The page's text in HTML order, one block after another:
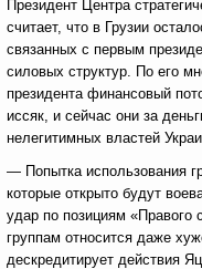
Президент Центра
считает, что в Грузии
связанных с первым
силовых структур. По его
президента финансовый
иссяк, и сейчас они за
нелегитимных властей
— Попытка использования
которые открыто будут
удар по позициям «Правого
группам относится даже
дескредитирует действия